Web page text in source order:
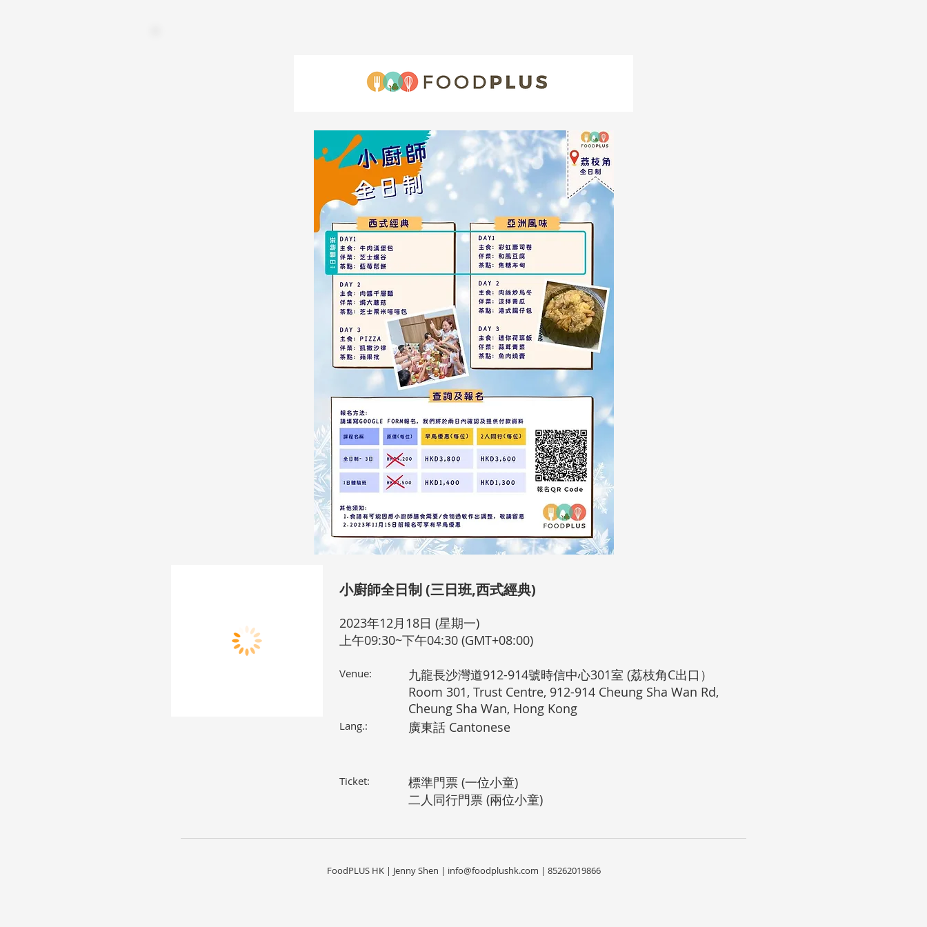
小廚師全日制 (三日班,西式經典)
2023年12月18日 (星期一)
上午09:30~下午04:30 (GMT+08:00)
Venue:
九龍長沙灣道912-914號時信中心301室 (荔枝角C出口）
Room 301, Trust Centre, 912-914 Cheung Sha Wan Rd,
Cheung Sha Wan, Hong Kong
Lang.: 廣東話 Cantonese
Ticket:
標準門票 (一位小童)
二人同行門票 (兩位小童)
FoodPLUS HK | Jenny Shen | info@foodplushk.com | 85262019866